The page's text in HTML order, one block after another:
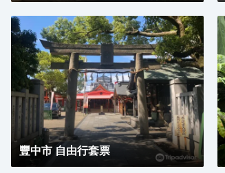
豐中市 自由行套票